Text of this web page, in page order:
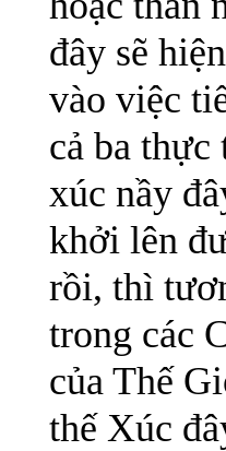
đây sẽ
vào việc
cả ba
xúc nầy
khởi lên
rồi, thì
trong các
của Thế
thế Xúc